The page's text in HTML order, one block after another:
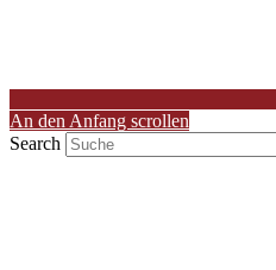
An den Anfang scrollen
Search